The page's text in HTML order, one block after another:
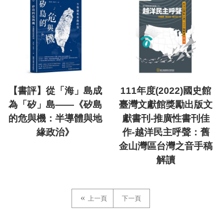
【書評】從「海」島成
為「矽」島——《矽島
的危與機：半導體與地
緣政治》
111年度(2022)國史館
臺灣文獻館獎勵出版文
獻書刊-推廣性書刊佳
作-越洋民主呼聲：舊
金山灣區台灣之音手稿
解讀
上一頁 下一頁